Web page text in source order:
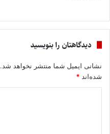
دیدگاهتان را بنویسید
نشانی ایمیل شما منتشر نخواهد شد.
شده‌اند *